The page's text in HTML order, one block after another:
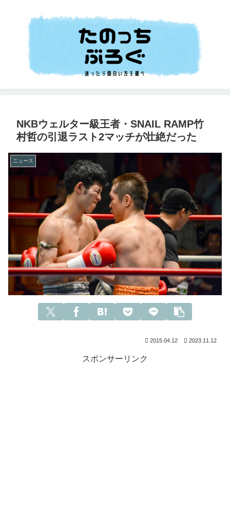
NKBウェルター級王者・SNAIL RAMP竹
村哲の引退ラスト2マッチが壮絶だった
ニュース
2015.04.12 2023.11.12
スポンサーリンク